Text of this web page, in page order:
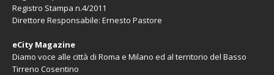
Registro Stampa n.4/2011
Direttore Responsabile: Ernesto Pastore
eCity Magazine
Diamo voce alle città di Roma e Milano ed al territorio del Basso
Tirreno Cosentino